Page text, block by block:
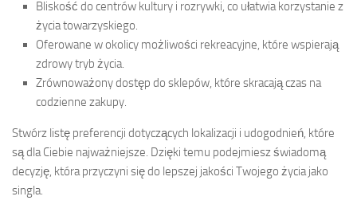
Bliskość do centrów kultury i rozrywki, co ułatwia korzystanie z
życia towarzyskiego.
Oferowane w okolicy możliwości rekreacyjne, które wspierają
zdrowy tryb życia.
Zrównoważony dostęp do sklepów, które skracają czas na
codzienne zakupy.
Stwórz listę preferencji dotyczących lokalizacji i udogodnień, które
są dla Ciebie najważniejsze. Dzięki temu podejmiesz świadomą
decyzję, która przyczyni się do lepszej jakości Twojego życia jako
singla.